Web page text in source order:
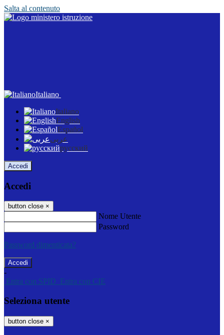
Salta al contenuto
Italiano
Italiano
English
Español
عربى
русский
Accedi
Accedi
button close ×
Nome Utente
Password
Password dimenticata?
-
Entra con SPID Entra con CIE
Seleziona utente
button close ×